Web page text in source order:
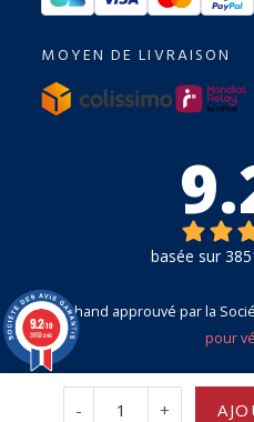
- +
MOYEN DE LIVRAISON
basée sur
Marchand approuvé par la
pour
9.2/10
3853 avis